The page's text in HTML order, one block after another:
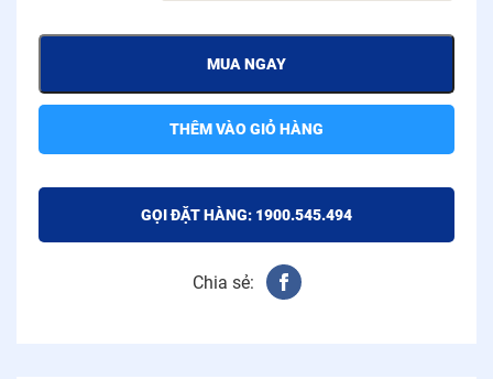
MUA NGAY
THÊM VÀO GIỎ HÀNG
GỌI ĐẶT HÀNG: 1900.545.494
Chia sẻ: